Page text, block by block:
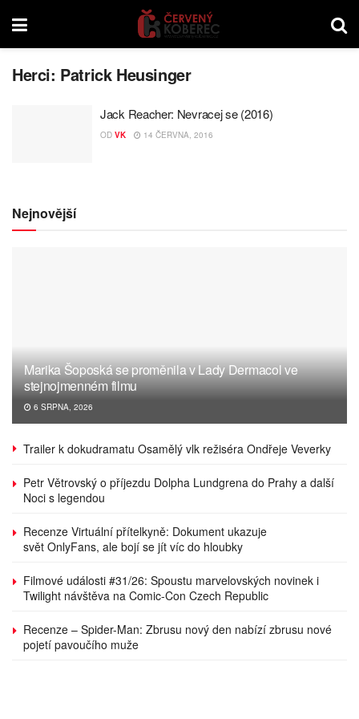
Herci: Patrick Heusinger
Jack Reacher: Nevracej se (2016)
OD VK 14 ČERVNA, 2016
Nejnovější
Marika Šoposká se proměnila v Lady Dermacol ve
stejnojmenném filmu
6 SRPNA, 2026
Trailer k dokudramatu Osamělý vlk režiséra Ondřeje Veverky
Petr Větrovský o příjezdu Dolpha Lundgrena do Prahy a další
Noci s legendou
Recenze Virtuální přítelkyně: Dokument ukazuje
svět OnlyFans, ale bojí se jít víc do hloubky
Filmové události #31/26: Spoustu marvelovských novinek i
Twilight návštěva na Comic-Con Czech Republic
Recenze – Spider-Man: Zbrusu nový den nabízí zbrusu nové
pojetí pavoučího muže